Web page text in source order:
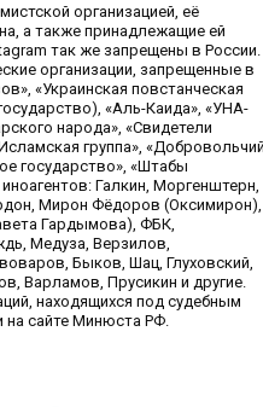
организацией, её
а также принадлежащие ей
так же запрещены в России.
организации, запрещенные в
«Украинская повстанческая
«Аль-Каида», «УНА-
народа», «Свидетели
группа»,
государство», «Штабы
Галкин, Моргенштерн,
Мирон Фёдоров (Оксимирон),
Гардымова), ФБК,
Медуза, Верзилов,
Быков, Шац, Глуховский,
Варламов, Прусикин и другие.
находящихся под судебным
на сайте Минюста РФ.